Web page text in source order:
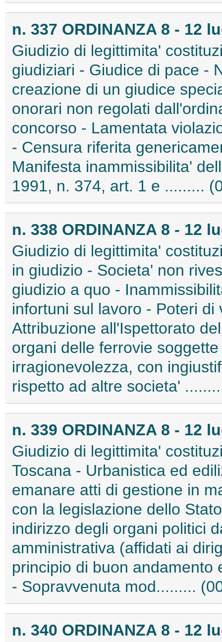
n. 337 ORDINANZA 8 - 12
Giudizio di legittimita'
giudiziari - Giudice di pace -
creazione di un giudice
onorari non regolati
concorso - Lamentata
- Censura riferita
Manifesta inammissibilita'
1991, n. 374, art. 1 e .........
n. 338 ORDINANZA 8 - 12
Giudizio di legittimita'
in giudizio - Societa' non
giudizio a quo -
infortuni sul lavoro - Poteri
Attribuzione all'Ispettorato
organi delle ferrovie
irragionevolezza, con
rispetto ad altre societa'
n. 339 ORDINANZA 8 - 12
Giudizio di legittimita'
Toscana - Urbanistica ed
emanare atti di gestione in
con la legislazione dello
indirizzo degli organi politici
amministrativa (affidati ai
principio di buon andamento
- Sopravvenuta mod.........
n. 340 ORDINANZA 8 - 12